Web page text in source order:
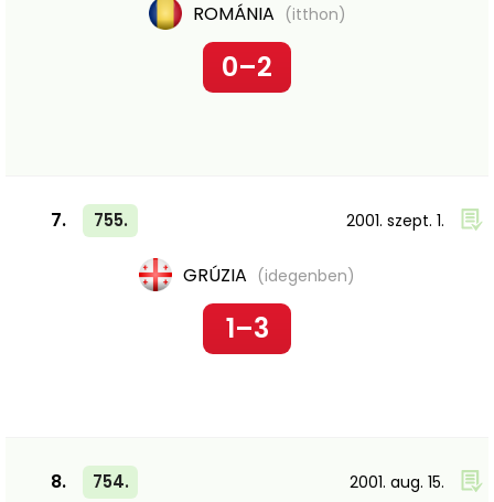
ROMÁNIA (itthon)
0–2
7. 755. 2001. szept. 1.
GRÚZIA (idegenben)
1–3
8. 754. 2001. aug. 15.